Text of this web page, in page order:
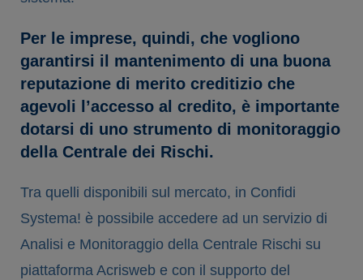
Per le imprese, quindi, che vogliono
garantirsi il mantenimento di una buona
reputazione di merito creditizio che
agevoli l’accesso al credito, è importante
dotarsi di uno strumento di monitoraggio
della Centrale dei Rischi.
Tra quelli disponibili sul mercato, in Confidi
Systema! è possibile accedere ad un servizio di
Analisi e Monitoraggio della Centrale Rischi su
piattaforma Acrisweb e con il supporto del